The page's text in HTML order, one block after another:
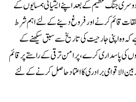
جنگ عظیم کے بعد اپنے ایشیائی ہمسایوں کے
قائم کرنے اور فروغ دینے کے لئے اہم شرط
وہ اپنی جارحیت کی تاریخ سے سبق سیکھنے کے
کی پاسداری کرے، پرامن ترقی کے راستے پر قائم
بین الاقوامی برادری کا اعتماد حاصل کرنے کے لئے